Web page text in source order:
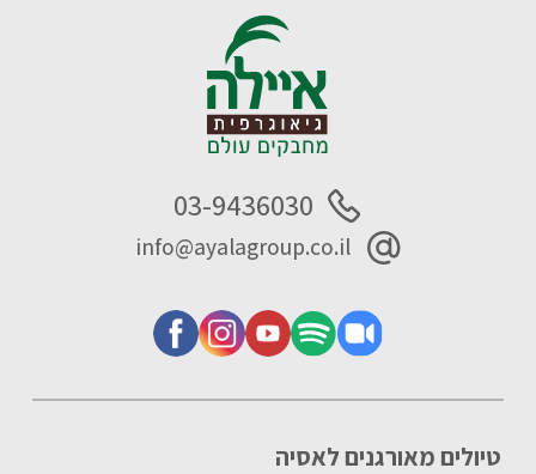
טיולים מאורגנים לאסיה
03-9436030
info@ayalagroup.co.il